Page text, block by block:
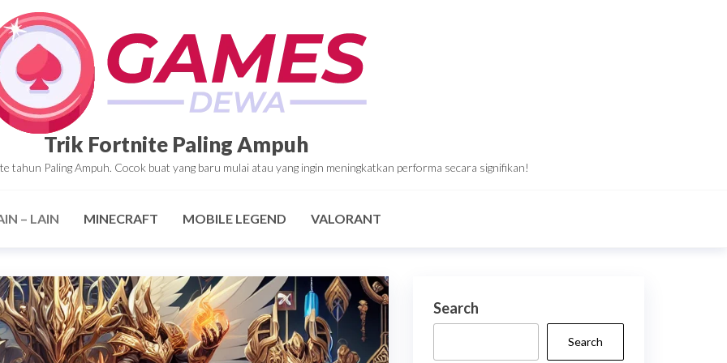
Trik Fortnite Paling Ampuh
tahun Paling Ampuh. Cocok buat yang baru mulai atau yang ingin meningkatkan performa secara signifikan!
– LAIN MINECRAFT MOBILE LEGEND VALORANT
Search
Search